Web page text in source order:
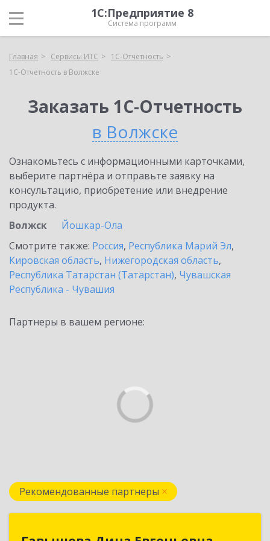
1С:Предприятие 8
Система программ
Главная Сервисы ИТС
1С-Отчетность
1С-Отчетность в Волжске
Заказать 1С-Отчетность
в Волжске
Ознакомьтесь с информационными карточками,
выберите партнёра и отправьте заявку на
консультацию, приобретение или внедрение
продукта.
Волжск
Йошкар-Ола
Смотрите также: Россия, Республика Марий Эл,
Кировская область, Нижегородская область,
Республика Татарстан (Татарстан), Чувашская
Республика - Чувашия
Партнеры в вашем регионе:
Рекомендованные партнеры